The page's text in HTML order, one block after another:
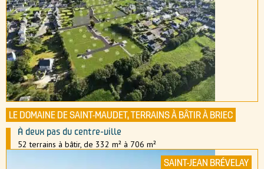
LE DOMAINE DE SAINT-MAUDET, TERRAINS À BÂTIR À BRIEC
À deux pas du centre-ville
52 terrains à bâtir, de 332 m² à 706 m²
SAINT-JEAN BRÉVELAY